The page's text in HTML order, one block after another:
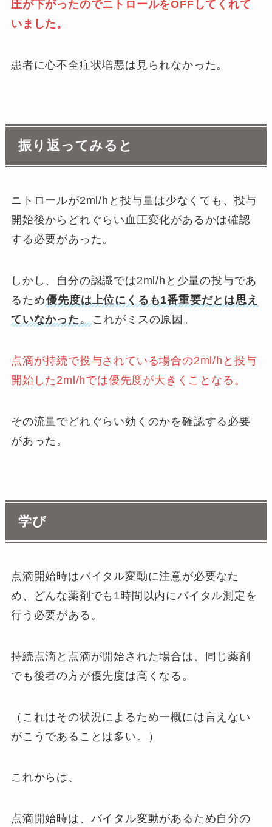
圧が下がったのでニトロールをOFFしてくれて
いました。
患者に心不全症状増悪は見られなかった。
振り返ってみると
ニトロールが2ml/hと投与量は少なくても、投与
開始後からどれぐらい血圧変化があるかは確認
する必要があった。
しかし、自分の認識では2ml/hと少量の投与であ
るため優先度は上位にくるも1番重要だとは思え
ていなかった。
これがミスの原因。
点滴が持続で投与されている場合の2ml/hと投与
開始した2ml/hでは優先度が大きくことなる。
その流量でどれぐらい効くのかを確認する必要
があった。
学び
点滴開始時はバイタル変動に注意が必要なた
め、どんな薬剤でも1時間以内にバイタル測定を
行う必要がある。
持続点滴と点滴が開始された場合は、同じ薬剤
でも後者の方が優先度は高くなる。
（これはその状況によるため一概には言えない
がこうであることは多い。）
これからは、
点滴開始時は、バイタル変動があるため自分の